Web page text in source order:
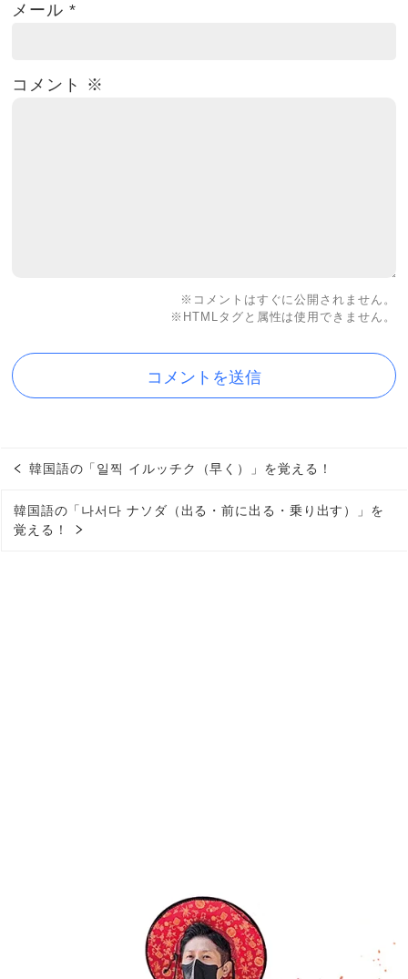
メール*
コメント ※
※コメントはすぐに公開されません。
※HTMLタグと属性は使用できません。
韓国語の「일찍 イルッチク（早く）」を覚える！
韓国語の「나서다 ナソダ（出る・前に出る・乗り出す）」を
覚える！